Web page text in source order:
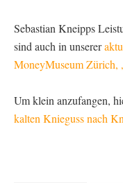
Sebastian Kneipps
sind auch in unserer
MoneyMuseum Zürich,
Um klein anzufangen,
kalten Knieguss nach